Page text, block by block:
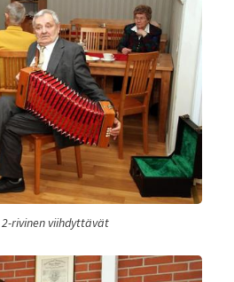
2-rivinen viihdyttävät